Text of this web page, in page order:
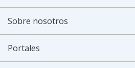
Sobre nosotros
Portales